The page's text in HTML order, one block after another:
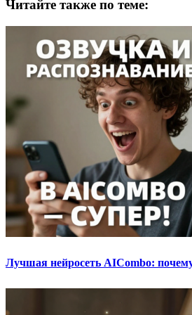
Читайте также по теме:
Лучшая нейросеть AICombo: